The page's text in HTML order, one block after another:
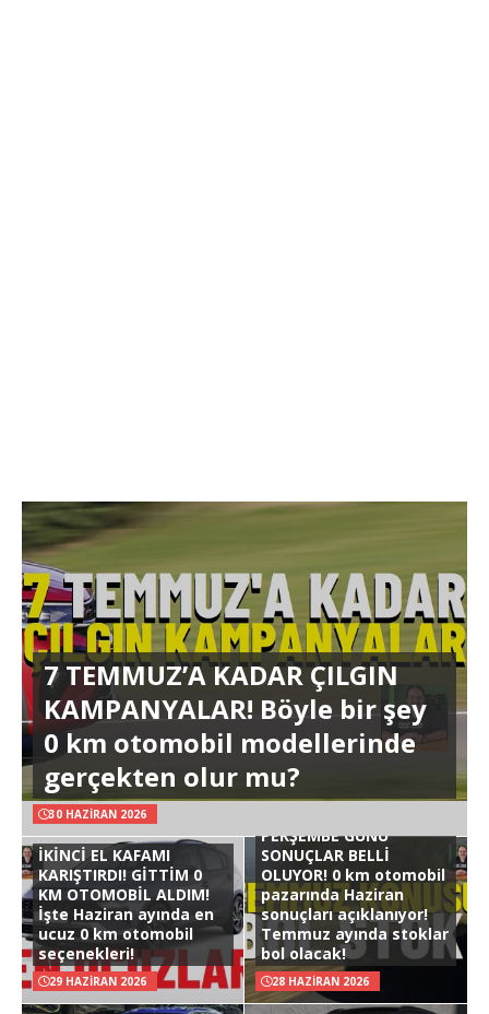
7 TEMMUZ’A KADAR ÇILGIN
KAMPANYALAR! Böyle bir şey
0 km otomobil modellerinde
gerçekten olur mu?
30 HAZIRAN 2026
İKİNCİ EL KAFAMI
KARIŞTIRDI! GİTTİM 0
KM OTOMOBİL ALDIM!
İşte Haziran ayında en
ucuz 0 km otomobil
seçenekleri!
29 HAZIRAN 2026
PERŞEMBE GÜNÜ
SONUÇLAR BELLİ
OLUYOR! 0 km otomobil
pazarında Haziran
sonuçları açıklanıyor!
Temmuz ayında stoklar
bol olacak!
28 HAZIRAN 2026